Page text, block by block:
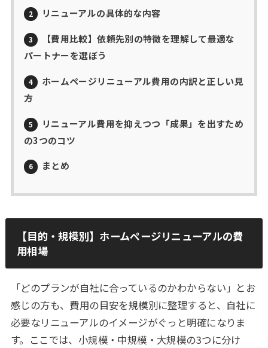
2 リニューアルの具体的な内容
3
【費用比較】依頼先別の特徴を理解して最適な
パートナーを選ぼう
4
ホームページリニューアル費用の内訳と正しい見
方
5
リニューアル費用を抑えつつ「成果」を出すため
の3つのコツ
6 まとめ
【目的・規模別】ホームページリニューアルの費
用相場
「どのプランが自社に合っているのかわからない」とお
感じの方も、費用の目安を規模別に整理すると、自社に
必要なリニューアルのイメージがぐっと明確になりま
す。ここでは、小規模・中規模・大規模の3つに分け